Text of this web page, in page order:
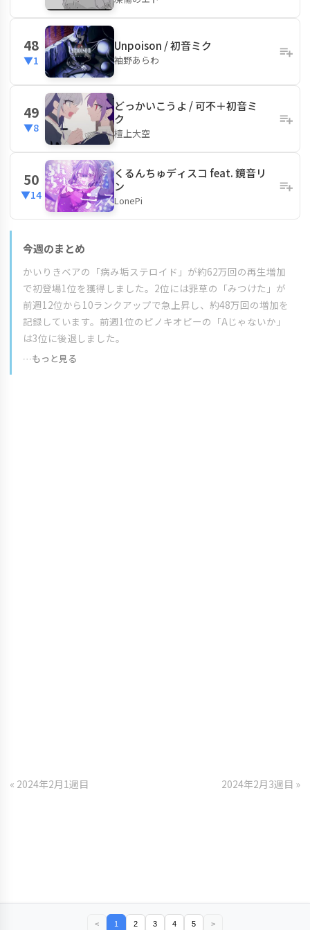
48
▼1
Unpoison / 初音ミク
袖野あらわ
49
▼8
どっかいこうよ / 可不＋初音ミ
ク
檀上大空
50
▼14
くるんちゅディスコ feat. 鏡音リ
ン
LonePi
今週のまとめ
かいりきベアの「病み垢ステロイド」が約62万回の再生増加
で初登場1位を獲得しました。2位には罪草の「みつけた」が
前週12位から10ランクアップで急上昇し、約48万回の増加を
記録しています。前週1位のピノキオピーの「Aじゃないか」
は3位に後退しました。
…もっと見る
« 2024年2月1週目 2024年2月3週目 »
< 1 2 3 4 5 >